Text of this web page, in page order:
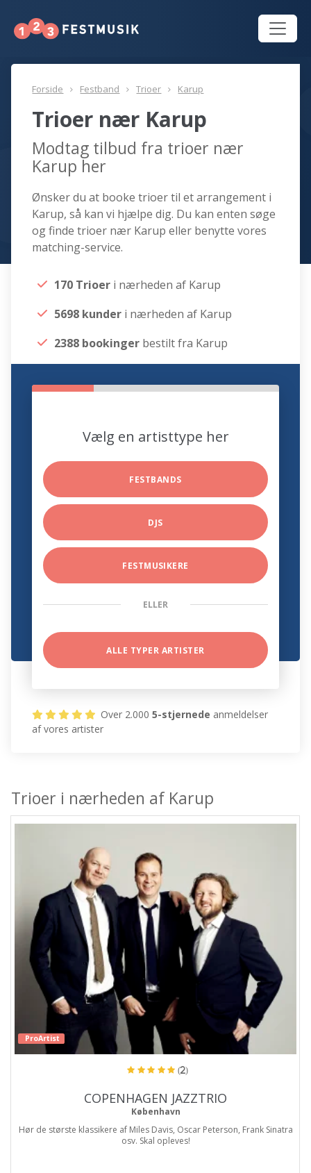
Forside Festband Trioer Karup
Trioer nær Karup
Modtag tilbud fra trioer nær
Karup her
Ønsker du at booke trioer til et arrangement i
Karup, så kan vi hjælpe dig. Du kan enten søge
og finde trioer nær Karup eller benytte vores
matching-service.
170 Trioer i nærheden af Karup
5698 kunder i nærheden af Karup
2388 bookinger bestilt fra Karup
Vælg en artisttype her
FESTBANDS
DJS
FESTMUSIKERE
ELLER
ALLE TYPER ARTISTER
Over 2.0005-stjernede anmeldelser
af vores artister
Trioer i nærheden af Karup
ProArtist
(2)
COPENHAGEN JAZZTRIO
København
Hør de største klassikere af Miles Davis, Oscar Peterson, Frank Sinatra
osv. Skal opleves!